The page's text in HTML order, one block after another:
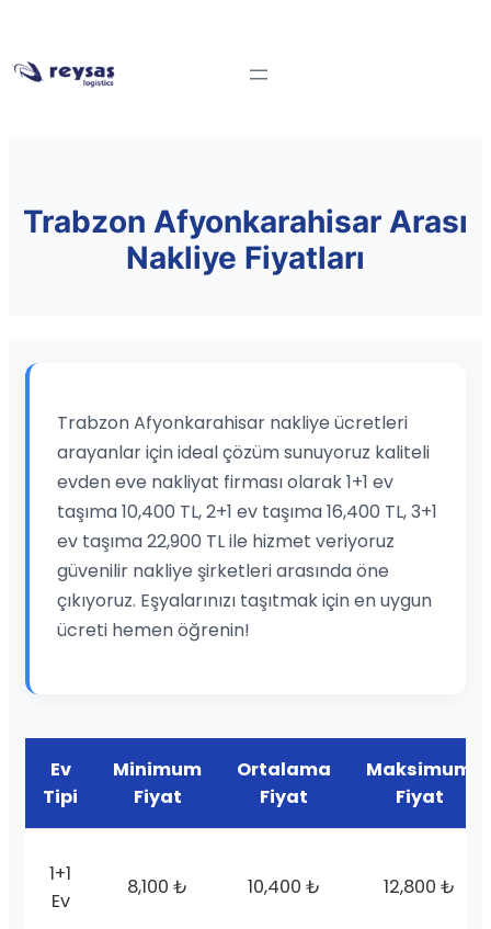
Trabzon Afyonkarahisar Arası
Nakliye Fiyatları
Trabzon Afyonkarahisar nakliye ücretleri
arayanlar için ideal çözüm sunuyoruz kaliteli
evden eve nakliyat firması olarak 1+1 ev
taşıma 10,400 TL, 2+1 ev taşıma 16,400 TL, 3+1
ev taşıma 22,900 TL ile hizmet veriyoruz
güvenilir nakliye şirketleri arasında öne
çıkıyoruz. Eşyalarınızı taşıtmak için en uygun
ücreti hemen öğrenin!
Ev
Tipi
Minimum
Fiyat
Ortalama
Fiyat
Maksimum
Fiyat
1+1
Ev
8,100 ₺ 10,400 ₺ 12,800 ₺